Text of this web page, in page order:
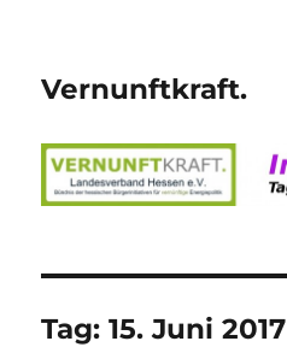
Vernunftkraft.
Tag:15. Juni 2017